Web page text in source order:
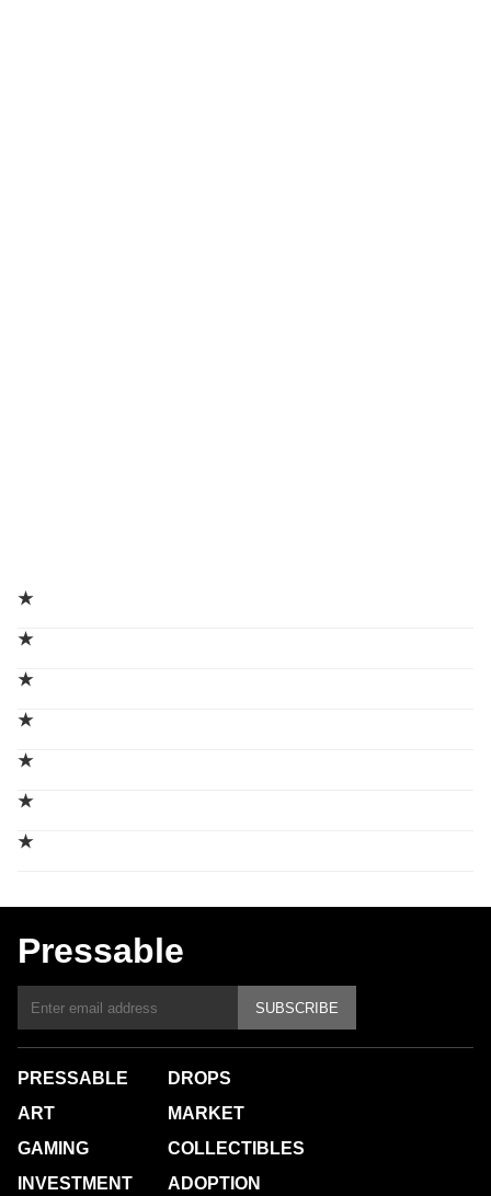
★
★
★
★
★
★
★
Pressable
SUBSCRIBE
PRESSABLE
ART
GAMING
INVESTMENT
DROPS
MARKET
COLLECTIBLES
ADOPTION